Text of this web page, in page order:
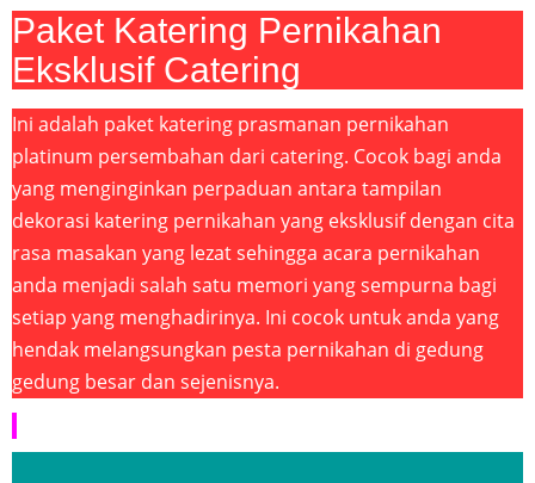
Paket Katering Pernikahan
Eksklusif Catering
Ini adalah paket katering prasmanan pernikahan
platinum persembahan dari catering. Cocok bagi anda
yang menginginkan perpaduan antara tampilan
dekorasi katering pernikahan yang eksklusif dengan cita
rasa masakan yang lezat sehingga acara pernikahan
anda menjadi salah satu memori yang sempurna bagi
setiap yang menghadirinya. Ini cocok untuk anda yang
hendak melangsungkan pesta pernikahan di gedung
gedung besar dan sejenisnya.